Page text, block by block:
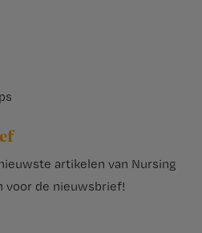
artikelen van Nursing
voor de nieuwsbrief!